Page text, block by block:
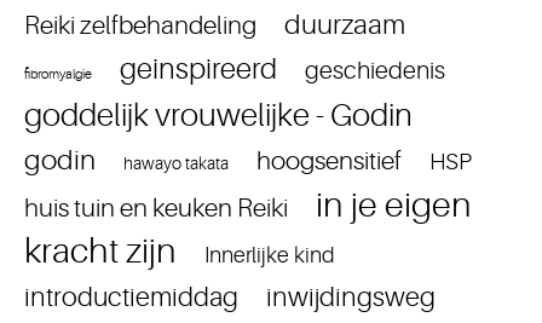
Reiki zelfbehandeling
duurzaam
fibromyalgie geinspireerd geschiedenis
goddelijk vrouwelijke - Godin
godin hawayo takata hoogsensitief HSP
huis tuin en keuken Reiki
in je eigen
kracht zijn
Innerlijke kind
introductiemiddag inwijdingsweg